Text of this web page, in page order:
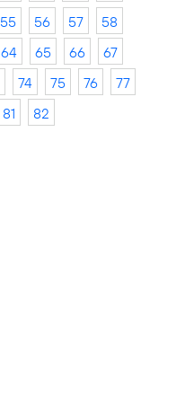
55 56 57
58
64 65 66
67
74 75 76
77
81 82